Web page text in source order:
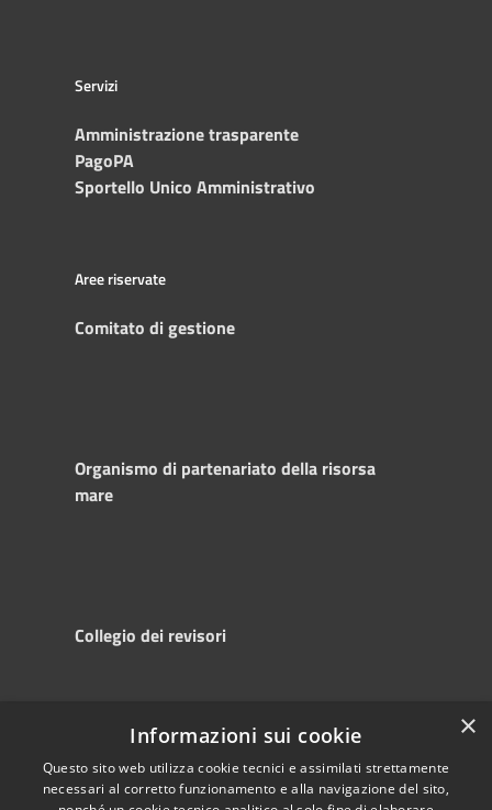
Servizi
Amministrazione trasparente
PagoPA
Sportello Unico Amministrativo
Aree riservate
Comitato di gestione
Organismo di partenariato della risorsa
mare
Collegio dei revisori
Accessibility
Privacy
Copyright © 2025
Autorità di
Sistema Portuale
×
Informazioni sui cookie
Questo sito web utilizza cookie tecnici e assimilati strettamente
necessari al corretto funzionamento e alla navigazione del sito,